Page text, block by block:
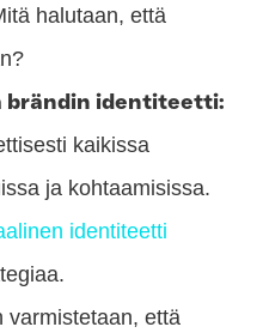
halutaan, että
brändin identiteetti:
kaikissa
ja kohtaamisissa.
identiteetti
varmistetaan, että